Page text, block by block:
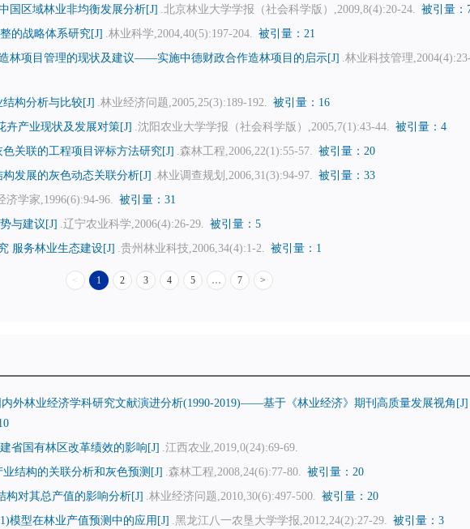
国区域林业非均衡发展分析[J] .北京林业大学学报（社会科学版）,2009,8(4):20-24. 被引量：
的战略体系研究[J] .林业科学,2004,40(5):197-204. 被引量：21
林项目管理的现状及建议——实施中德财政合作造林项目的启示[J] .林业科技管理
构分析与比较[J] .林业经济问题,2005,25(3):189-192. 被引量：16
卉产业现状及发展对策[J] .沈阳农业大学学报（社会科学版）,2005,7(1):43-44. 被引量：4
关联的工程项目评标方法研究[J] .森林工程,2006,22(1):55-57. 被引量：20
发展的灰色动态关联分析[J] .林业调查规划,2006,31(3):94-97. 被引量：33
济学家,1996(6):94-96. 被引量：31
与建议[J] .辽宁农业科学,2006(4):26-29. 被引量：5
服务林业生态建设[J] .贵州林业科技,2006,34(4):1-2. 被引量：1
< 1 2 3 4 5 … 7 >
内外林业经济学科研究文献演进分析(1990-2019)——基于《林业经济》期刊高质量发展视角[J]
省国有林区改革绩效的影响[J] .江西农业,2019,0(24):69-69.
结构的关联分析和灰色预测[J] .森林工程,2008,24(6):77-80. 被引量：20
构对其总产值的影响分析[J] .林业经济问题,2010,30(6):497-500. 被引量：20
模型在林业产值预测中的应用[J] .黑龙江八一农垦大学学报,2012,24(2):27-29. 被引量：3